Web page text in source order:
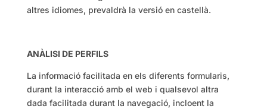
altres idiomes, prevaldrà la versió en castellà.
ANÀLISI DE PERFILS
La informació facilitada en els diferents formularis,
durant la interacció amb el web i qualsevol altra
dada facilitada durant la navegació, incloent la